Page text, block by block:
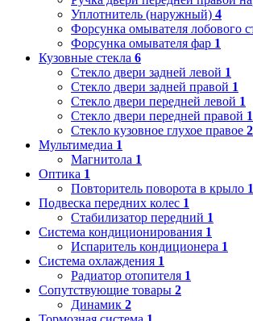
Уплотнитель (наружный) 4
Форсунка омывателя лобового
Форсунка омывателя фар 1
Кузовные стекла 6
Стекло двери задней левой 1
Стекло двери задней правой 1
Стекло двери передней левой 1
Стекло двери передней правой 1
Стекло кузовное глухое правое 2
Мультимедиа 1
Магнитола 1
Оптика 1
Повторитель поворота в крыло 1
Подвеска передних колес 1
Стабилизатор передний 1
Система кондиционирования 1
Испаритель кондиционера 1
Система охлаждения 1
Радиатор отопителя 1
Сопутствующие товары 2
Динамик 2